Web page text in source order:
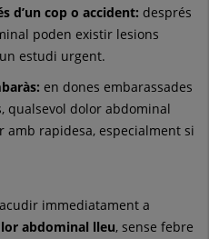
d’un cop o accident: després
poden existir lesions
estudi urgent.
en dones embarassades
qualsevol dolor abdominal
amb rapidesa, especialment si
immediatament a
abdominal lleu, sense febre